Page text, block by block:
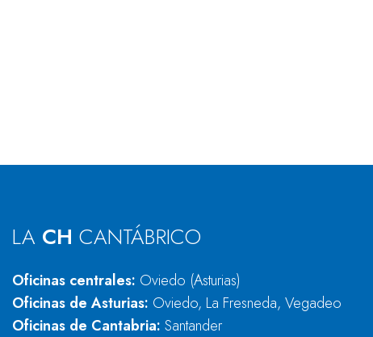
LA CH CANTÁBRICO
Oficinas centrales: Oviedo (Asturias)
Oficinas de Asturias: Oviedo, La Fresneda, Vegadeo
Oficinas de Cantabria: Santander